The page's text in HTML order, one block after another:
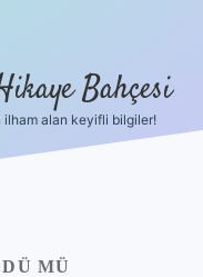
Bahçesi
ilham alan keyifli bilgiler!
MÜ